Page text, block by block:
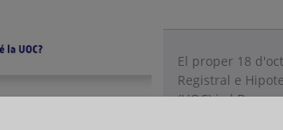
El proper 18
Registral e
(UOC) i el